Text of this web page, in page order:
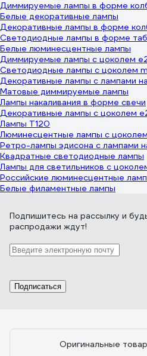
Диммируемые лампы в форме
Белые декоративные лампы
Декоративные лампы в форме
Светодиодные лампы в форме
Белые люминесцентные лампы
Диммируемые лампы с цоколем
Светодиодные лампы с цоколем
Декоративные лампы с лампами
Матовые диммируемые лампы
Лампы накаливания в форме свечи
Декоративные лампы с цоколем
Лампы Т120
Люминесцентные лампы с
Ретро-лампы эдисона с лампами
Квадратные светодиодные лампы
Лампы для светильников с
Российские люминесцентные
Белые филаментные лампы
Подпишитесь на рассылку и
распродажи ждут!
Подписаться
Оригинальные